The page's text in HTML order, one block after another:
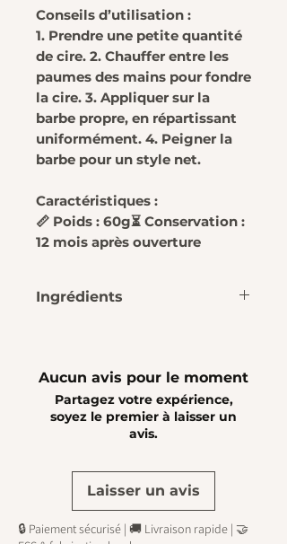
Conseils d’utilisation :
1. Prendre une petite quantité
de cire. 2. Chauffer entre les
paumes des mains pour fondre
la cire. 3. Appliquer sur la
barbe propre, en répartissant
uniformément. 4. Peigner la
barbe pour un style net.
Caractéristiques :
📏 Poids : 60g⏳ Conservation :
12 mois après ouverture
Ingrédients
Seed Oil, Candelilla
Cera, Argania Spinosa
Kernel Oil, Cedrus Atlantica
Bark Oil, Aloe Barbadensis
Aucun avis pour le moment
Partagez votre expérience,
soyez le premier à laisser un
avis.
Laisser un avis
🔒 Paiement sécurisé | 🚚 Livraison rapide | 🤝